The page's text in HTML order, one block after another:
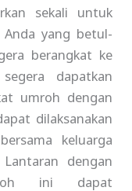
sekali untuk
yang betul-
berangkat ke
dapatkan
umroh dengan
dilaksanakan
keluarga
dengan
ini dapat